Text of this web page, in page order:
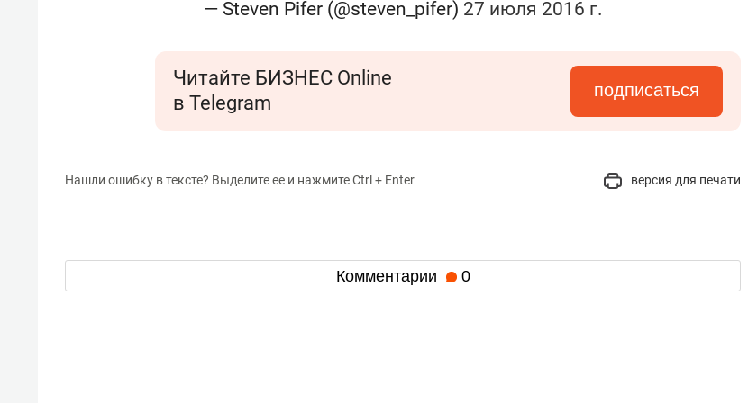
— Steven Pifer (@steven_pifer) 27 июля 2016 г.
Читайте БИЗНЕС Online
в Telegram
подписаться
Нашли ошибку в тексте? Выделите ее и нажмите Ctrl + Enter версия для печати
Комментарии 0